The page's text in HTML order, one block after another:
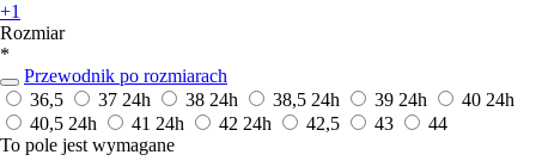
+1
Rozmiar
*
Przewodnik po rozmiarach
36,5
37 24h 38 24h 38,5 24h 39 24h 40 24h
40,5 24h 41 24h 42 24h 42,5 43
44
To pole jest wymagane